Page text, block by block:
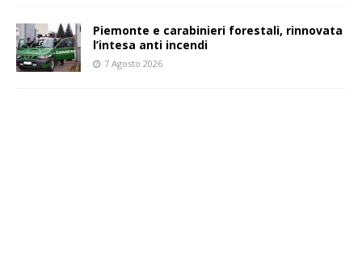
Piemonte e carabinieri forestali, rinnovata
l’intesa anti incendi
7 Agosto 2026